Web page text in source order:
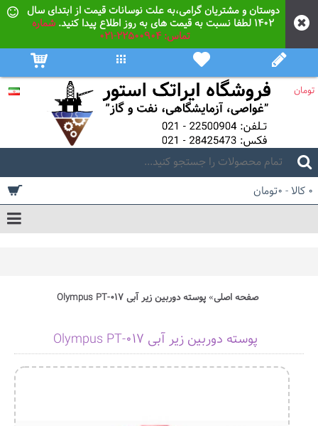
دوستان و مشتریان گرامی،به علت نوسانات قیمت از ابتدای سال
۱۴۰۲ لطفا نسبت به قیمت های به روز اطلاع پیدا کنید. شماره
تماس: 22500904-021
تومان
0 کالا - 0تومان
صفحه اصلی پوسته دوربین زیر آبی Olympus PT-017
پوسته دوربین زیر آبی Olympus PT-017